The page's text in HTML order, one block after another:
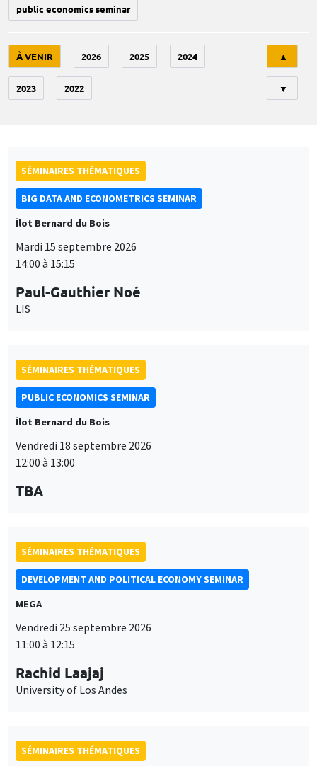
public economics seminar
À VENIR 2026 2025 2024
2023 2022
▲
▼
SÉMINAIRES THÉMATIQUES
BIG DATA AND ECONOMETRICS SEMINAR
Îlot Bernard du Bois
Mardi 15 septembre 2026
14:00 à 15:15
Paul-Gauthier Noé
LIS
SÉMINAIRES THÉMATIQUES
PUBLIC ECONOMICS SEMINAR
Îlot Bernard du Bois
Vendredi 18 septembre 2026
12:00 à 13:00
TBA
SÉMINAIRES THÉMATIQUES
DEVELOPMENT AND POLITICAL ECONOMY SEMINAR
MEGA
Vendredi 25 septembre 2026
11:00 à 12:15
Rachid Laajaj
University of Los Andes
SÉMINAIRES THÉMATIQUES